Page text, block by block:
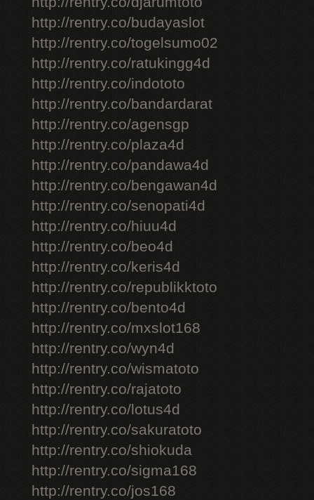
http://rentry.co/budayaslot
http://rentry.co/togelsumo02
http://rentry.co/ratukingg4d
http://rentry.co/indototo
http://rentry.co/bandardarat
http://rentry.co/agensgp
http://rentry.co/plaza4d
http://rentry.co/pandawa4d
http://rentry.co/bengawan4d
http://rentry.co/senopati4d
http://rentry.co/hiuu4d
http://rentry.co/beo4d
http://rentry.co/keris4d
http://rentry.co/republikktoto
http://rentry.co/bento4d
http://rentry.co/mxslot168
http://rentry.co/wyn4d
http://rentry.co/wismatoto
http://rentry.co/rajatoto
http://rentry.co/lotus4d
http://rentry.co/sakuratoto
http://rentry.co/shiokuda
http://rentry.co/sigma168
http://rentry.co/jos168